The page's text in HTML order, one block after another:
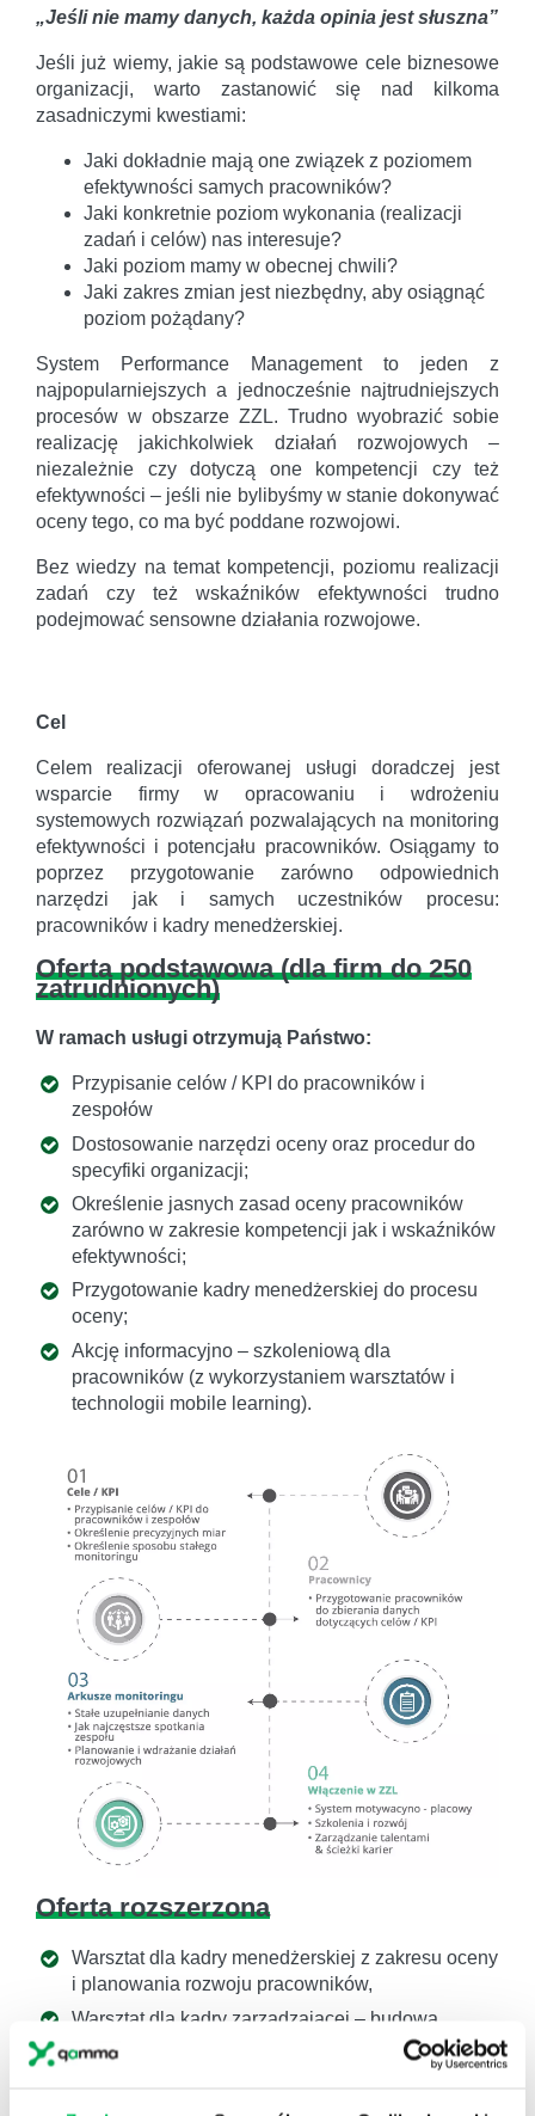
„Jeśli nie mamy danych, każda opinia jest słuszna”
Jeśli już wiemy, jakie są podstawowe cele biznesowe
organizacji, warto zastanowić się nad kilkoma
zasadniczymi kwestiami:
Jaki dokładnie mają one związek z poziomem
efektywności samych pracowników?
Jaki konkretnie poziom wykonania (realizacji
zadań i celów) nas interesuje?
Jaki poziom mamy w obecnej chwili?
Jaki zakres zmian jest niezbędny, aby osiągnąć
poziom pożądany?
System Performance Management to jeden z
najpopularniejszych a jednocześnie najtrudniejszych
procesów w obszarze ZZL. Trudno wyobrazić sobie
realizację jakichkolwiek działań rozwojowych –
niezależnie czy dotyczą one kompetencji czy też
efektywności – jeśli nie bylibyśmy w stanie dokonywać
oceny tego, co ma być poddane rozwojowi.
Bez wiedzy na temat kompetencji, poziomu realizacji
zadań czy też wskaźników efektywności trudno
podejmować sensowne działania rozwojowe.
Cel
Celem realizacji oferowanej usługi doradczej jest
wsparcie firmy w opracowaniu i wdrożeniu
systemowych rozwiązań pozwalających na monitoring
efektywności i potencjału pracowników. Osiągamy to
poprzez przygotowanie zarówno odpowiednich
narzędzi jak i samych uczestników procesu:
pracowników i kadry menedżerskiej.
Oferta podstawowa (dla firm do 250
zatrudnionych)
W ramach usługi otrzymują Państwo:
Przypisanie celów / KPI do pracowników i
zespołów
Dostosowanie narzędzi oceny oraz procedur do
specyfiki organizacji;
Określenie jasnych zasad oceny pracowników
zarówno w zakresie kompetencji jak i wskaźników
efektywności;
Przygotowanie kadry menedżerskiej do procesu
oceny;
Akcję informacyjno – szkoleniową dla
pracowników (z wykorzystaniem warsztatów i
technologii mobile learning).
Oferta rozszerzona
Warsztat dla kadry menedżerskiej z zakresu oceny
i planowania rozwoju pracowników,
Warsztat dla kadry zarządzającej – budowa
założeń dla strategii rozwoju wysokoefektywnej